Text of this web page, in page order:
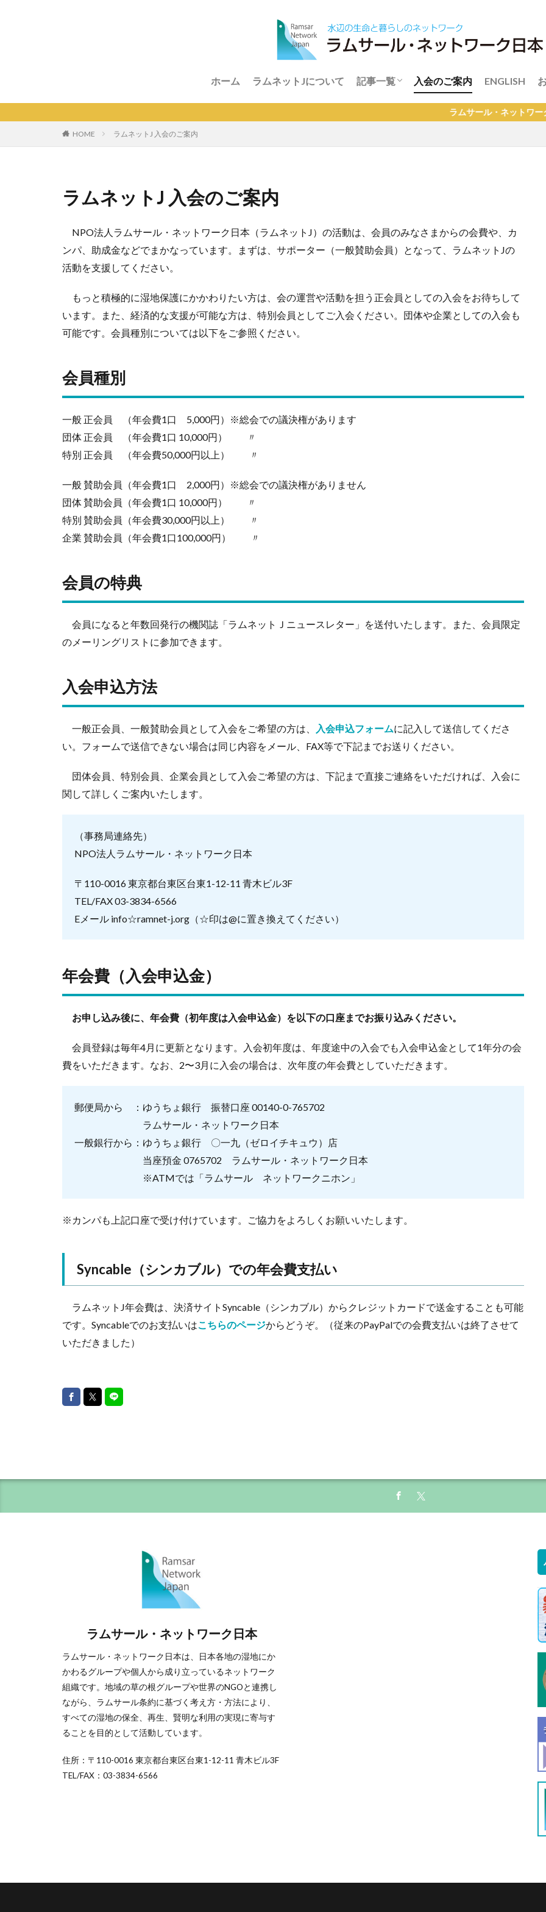
ホーム ラムネットJについて 記事一覧
インフォメーション
レポート
ライブラリー
入会のご案内 ENGLISH
ラムサール・ネットワーク日本
HOME ラムネットJ 入会のご案内
ラムネットJ 入会のご案内
NPO法人ラムサール・ネットワーク日本（ラムネットJ）の活動は、会員のみなさまからの会費や、カ
ンパ、助成金などでまかなっています。まずは、サポーター（一般賛助会員）となって、ラムネットJの
活動を支援してください。
もっと積極的に湿地保護にかかわりたい方は、会の運営や活動を担う正会員としての入会をお待ちして
います。また、経済的な支援が可能な方は、特別会員としてご入会ください。団体や企業としての入会も
可能です。会員種別については以下をご参照ください。
会員種別
一般 正会員 （年会費1口 5,000円）※総会での議決権があります
団体 正会員 （年会費1口 10,000円） 〃
特別 正会員 （年会費50,000円以上） 〃
一般 賛助会員（年会費1口 2,000円）※総会での議決権がありません
団体 賛助会員（年会費1口 10,000円） 〃
特別 賛助会員（年会費30,000円以上） 〃
企業 賛助会員（年会費1口100,000円） 〃
会員の特典
会員になると年数回発行の機関誌「ラムネットＪニュースレター」を送付いたします。また、会員限定
のメーリングリストに参加できます。
入会申込方法
一般正会員、一般賛助会員として入会をご希望の方は、 入会申込フォームに記入して送信してくださ
い。フォームで送信できない場合は同じ内容をメール、FAX等で下記までお送りください。
団体会員、特別会員、企業会員として入会ご希望の方は、下記まで直接ご連絡をいただければ、入会に
関して詳しくご案内いたします。
（事務局連絡先）
NPO法人ラムサール・ネットワーク日本
〒110-0016 東京都台東区台東1-12-11 青木ビル3F
TEL/FAX 03-3834-6566
Eメール info☆ramnet-j.org（☆印は@に置き換えてください）
年会費（入会申込金）
お申し込み後に、年会費（初年度は入会申込金）を以下の口座までお振り込みください。
会員登録は毎年4月に更新となります。入会初年度は、年度途中の入会でも入会申込金として1年分の会
費をいただきます。なお、2〜3月に入会の場合は、次年度の年会費としていただきます。
郵便局から ：ゆうちょ銀行 振替口座 00140-0-765702
ラムサール・ネットワーク日本
一般銀行から：ゆうちょ銀行 〇一九（ゼロイチキュウ）店
当座預金 0765702 ラムサール・ネットワーク日本
※ATMでは「ラムサール ネットワークニホン」
※カンパも上記口座で受け付けています。ご協力をよろしくお願いいたします。
Syncable（シンカブル）での年会費支払い
ラムネットJ年会費は、決済サイトSyncable（シンカブル）からクレジットカードで送金することも可能
です。Syncableでのお支払いはこちらのページからどうぞ。（従来のPayPalでの会費支払いは終了させて
いただきました）
ラムサール・ネットワーク日本
ラムサール・ネットワーク日本は、日本各地の湿地にか
かわるグループや個人から成り立っているネットワーク
組織です。地域の草の根グループや世界のNGOと連携し
ながら、ラムサール条約に基づく考え方・方法により、
すべての湿地の保全、再生、賢明な利用の実現に寄与す
ることを目的として活動しています。
住所：〒110-0016 東京都台東区台東1-12-11 青木ビル3F
TEL/FAX：03-3834-6566